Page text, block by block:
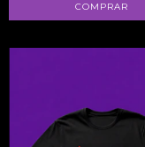
COMPRAR